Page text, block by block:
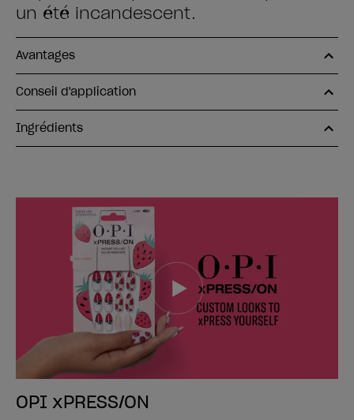
un été incandescent.
Avantages
Conseil d'application
Ingrédients
OPI xPRESS/ON